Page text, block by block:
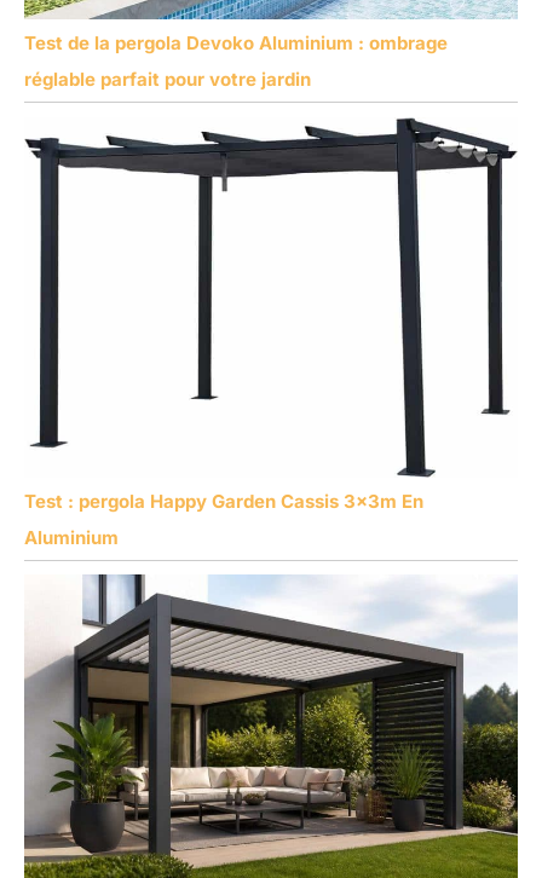
Test de la pergola Devoko Aluminium : ombrage
réglable parfait pour votre jardin
Test : pergola Happy Garden Cassis 3x3m En
Aluminium